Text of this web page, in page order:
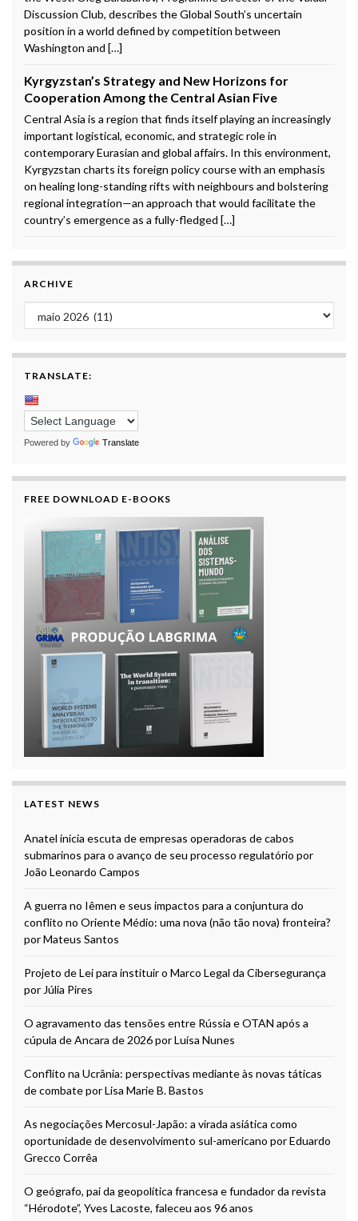
Discussion Club, describes the Global South’s uncertain
position in a world defined by competition between
Washington and […]
Kyrgyzstan’s Strategy and New Horizons for
Cooperation Among the Central Asian Five
Central Asia is a region that finds itself playing an increasingly
important logistical, economic, and strategic role in
contemporary Eurasian and global affairs. In this environment,
Kyrgyzstan charts its foreign policy course with an emphasis
on healing long-standing rifts with neighbours and bolstering
regional integration—an approach that would facilitate the
country’s emergence as a fully-fledged […]
ARCHIVE
Archive
TRANSLATE:
Powered by Translate
FREE DOWNLOAD E-BOOKS
LATEST NEWS
Anatel inicia escuta de empresas operadoras de cabos
submarinos para o avanço de seu processo regulatório por
João Leonardo Campos
A guerra no Iêmen e seus impactos para a conjuntura do
conflito no Oriente Médio: uma nova (não tão nova) fronteira?
por Mateus Santos
Projeto de Lei para instituir o Marco Legal da Cibersegurança
por Júlia Pires
O agravamento das tensões entre Rússia e OTAN após a
cúpula de Ancara de 2026 por Luísa Nunes
Conflito na Ucrânia: perspectivas mediante às novas táticas
de combate por Lisa Marie B. Bastos
As negociações Mercosul-Japão: a virada asiática como
oportunidade de desenvolvimento sul-americano por Eduardo
Grecco Corrêa
O geógrafo, pai da geopolítica francesa e fundador da revista
“Hérodote”, Yves Lacoste, faleceu aos 96 anos